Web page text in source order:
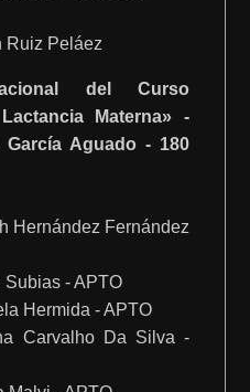
Ruiz Peláez
del Curso
Materna» -
Aguado - 180
Hernández Fernández
Subias - APTO
Hermida - APTO
Carvalho Da Silva -